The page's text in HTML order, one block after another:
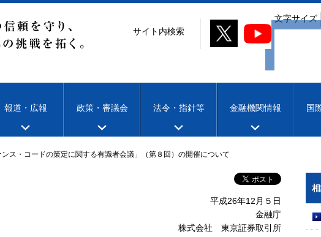
文字サイズ
サイト内検索
報道・広報 政策・審議会 法令・指針等 金融機関情報 国
ンス・コードの策定に関する有識者会議」（第８回）の開催について
平成26年12月５日
金融庁
株式会社 東京証券取引所